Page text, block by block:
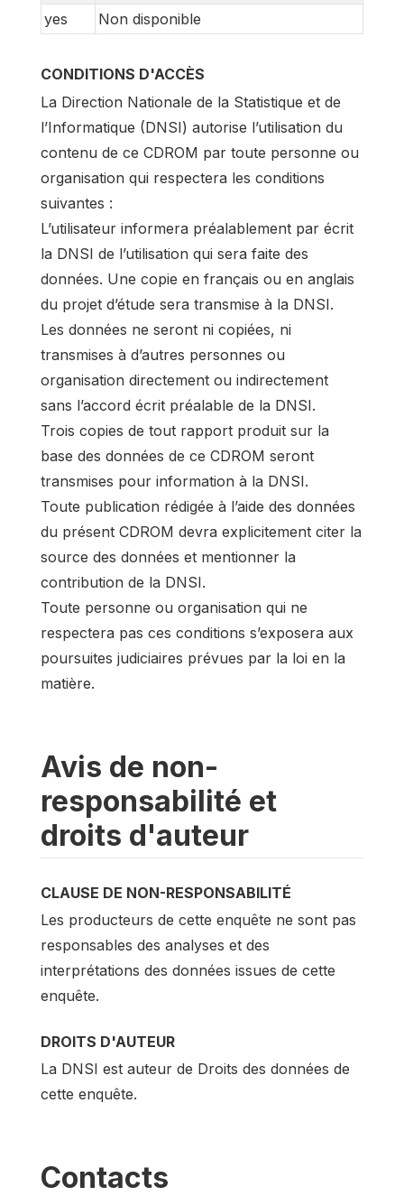
yes
Non disponible
CONDITIONS D'ACCÈS
La Direction Nationale de la Statistique et de
l’Informatique (DNSI) autorise l’utilisation du
contenu de ce CDROM par toute personne ou
organisation qui respectera les conditions
suivantes :
L’utilisateur informera préalablement par écrit
la DNSI de l’utilisation qui sera faite des
données. Une copie en français ou en anglais
du projet d’étude sera transmise à la DNSI.
Les données ne seront ni copiées, ni
transmises à d’autres personnes ou
organisation directement ou indirectement
sans l’accord écrit préalable de la DNSI.
Trois copies de tout rapport produit sur la
base des données de ce CDROM seront
transmises pour information à la DNSI.
Toute publication rédigée à l’aide des données
du présent CDROM devra explicitement citer la
source des données et mentionner la
contribution de la DNSI.
Toute personne ou organisation qui ne
respectera pas ces conditions s’exposera aux
poursuites judiciaires prévues par la loi en la
matière.
Avis de non-
responsabilité et
droits d'auteur
CLAUSE DE NON-RESPONSABILITÉ
Les producteurs de cette enquête ne sont pas
responsables des analyses et des
interprétations des données issues de cette
enquête.
DROITS D'AUTEUR
La DNSI est auteur de Droits des données de
cette enquête.
Contacts